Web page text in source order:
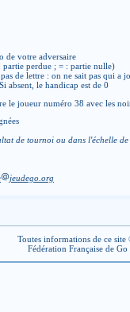
de votre adversaire
perdue ; = : partie nulle)
de lettre : on ne sait pas qui a
absent, le handicap est de 0
le joueur numéro 38 avec les
de tournoi ou dans l'échelle
jeudego.org
Toutes informations de ce
Fédération Française de